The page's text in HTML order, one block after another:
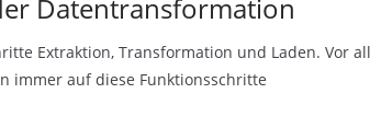
Datentransformation
Extraktion, Transformation und Laden. Vor
immer auf diese Funktionsschritte